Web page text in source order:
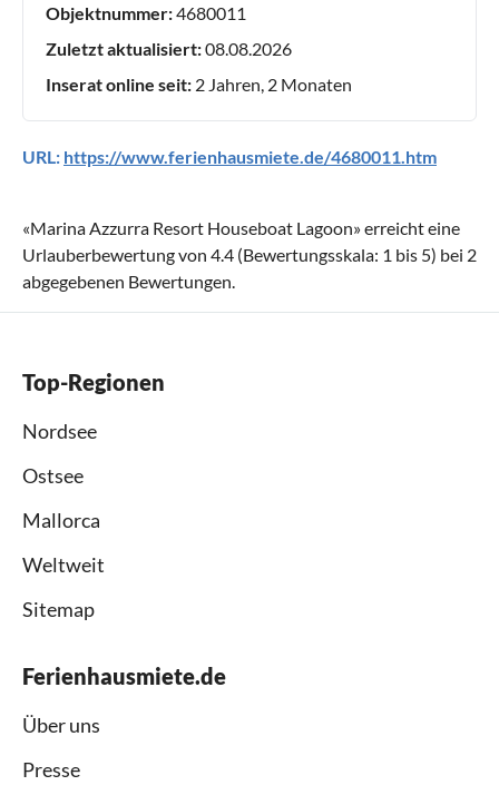
Objektnummer:4680011
Zuletzt aktualisiert:08.08.2026
Inserat online seit: 2 Jahren, 2 Monaten
URL: https://www.ferienhausmiete.de/4680011.htm
«Marina Azzurra Resort Houseboat Lagoon» erreicht eine
Urlauberbewertung von 4.4 (Bewertungsskala: 1 bis 5) bei 2
abgegebenen Bewertungen.
Top-Regionen
Nordsee
Ostsee
Mallorca
Weltweit
Sitemap
Ferienhausmiete.de
Über uns
Presse